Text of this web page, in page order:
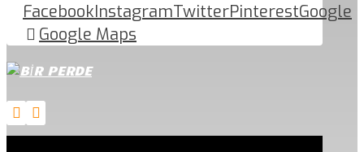
FacebookInstagramTwitterPinterestGoogle
Google Maps